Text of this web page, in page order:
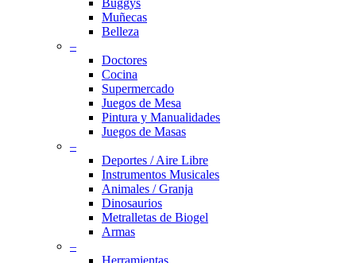
Buggys
Muñecas
Belleza
–
Doctores
Cocina
Supermercado
Juegos de Mesa
Pintura y Manualidades
Juegos de Masas
–
Deportes / Aire Libre
Instrumentos Musicales
Animales / Granja
Dinosaurios
Metralletas de Biogel
Armas
–